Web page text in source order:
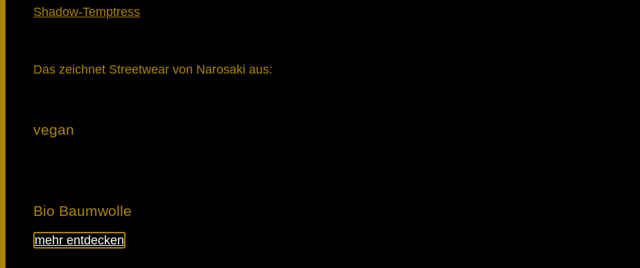
Shadow-Temptress
Das zeichnet Streetwear von Narosaki aus:
vegan
Bio Baumwolle
mehr entdecken